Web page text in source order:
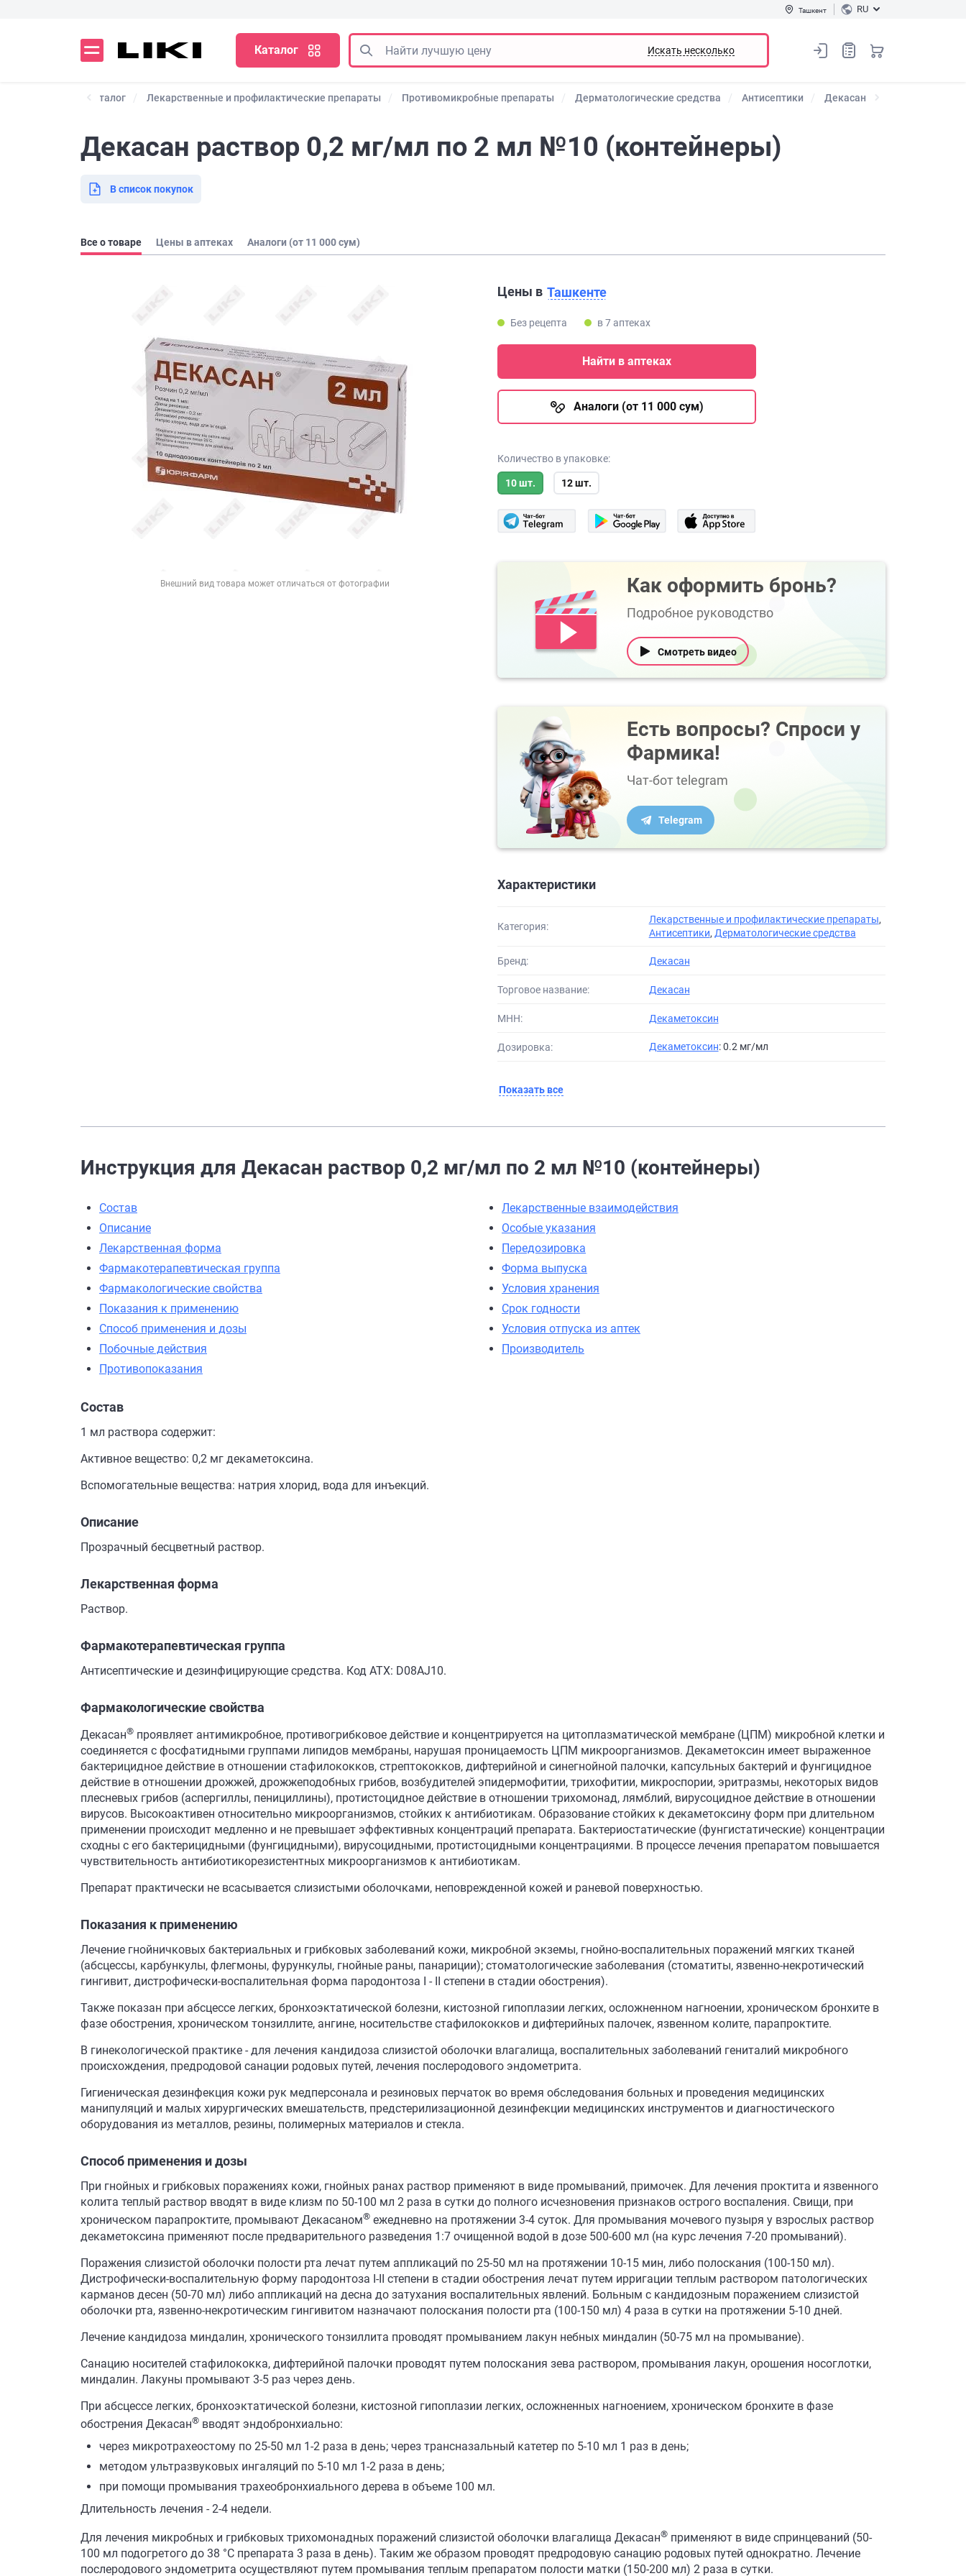
Ташкент RU
Каталог Искать несколько
Каталог Лекарственные и профилактические препараты Противомикробные препараты Дерматологические средства Антисептики Декасан
Декасан раствор 0,2 мг/мл по 2 мл №10 (контейнеры)
В список покупок
Все о товаре Цены в аптеках Аналоги (от 11 000 сум)
Внешний вид товара может отличаться от фотографии
Цены в Ташкенте
Без рецепта в 7 аптеках
Найти в аптеках
Аналоги (от 11 000 сум)
Количество в упаковке:
10 шт. 12 шт.
Как оформить бронь?
Подробное руководство
Смотреть видео
Есть вопросы? Спроси у
Фармика!
Чат-бот telegram
Telegram
Характеристики
Категория:
Лекарственные и профилактические препараты,
Антисептики, Дерматологические средства
Бренд: Декасан
Торговое название: Декасан
МНН: Декаметоксин
Дозировка: Декаметоксин: 0.2 мг/мл
Показать все
Инструкция для Декасан раствор 0,2 мг/мл по 2 мл №10 (контейнеры)
Состав
Описание
Лекарственная форма
Фармакотерапевтическая группа
Фармакологические свойства
Показания к применению
Способ применения и дозы
Побочные действия
Противопоказания
Лекарственные взаимодействия
Особые указания
Передозировка
Форма выпуска
Условия хранения
Срок годности
Условия отпуска из аптек
Производитель
Состав
1 мл раствора содержит:
Активное вещество: 0,2 мг декаметоксина.
Вспомогательные вещества: натрия хлорид, вода для инъекций.
Описание
Прозрачный бесцветный раствор.
Лекарственная форма
Раствор.
Фармакотерапевтическая группа
Антисептические и дезинфицирующие средства. Код АТХ: D08AJ10.
Фармакологические свойства
Декасан® проявляет антимикробное, противогрибковое действие и концентрируется на цитоплазматической мембране (ЦПМ) микробной клетки и
соединяется c фосфатидными группами липидов мембраны, нарушая проницаемость ЦПМ микроорганизмов. Декаметоксин имеет выраженное
бактерицидное действие в отношении стафилококков, стрептококков, дифтерийной и синегнойной палочки, капсульных бактерий и фунгицидное
действие в отношении дрожжей, дрожжеподобных грибов, возбудителей эпидермофитии, трихофитии, микроспории, эритразмы, некоторых видов
плесневых грибов (аспергиллы, пенициллины), протистоцидное действие в отношении трихомонад, лямблий, вирусоцидное действие в отношении
вирусов. Высокоактивен относительно микроорганизмов, стойких к антибиотикам. Образование стойких к декаметоксину форм при длительном
применении происходит медленно и не превышает эффективных концентраций препарата. Бактериостатические (фунгистатические) концентрации
сходны с его бактерицидными (фунгицидными), вирусоцидными, протистоцидными концентрациями. В процессе лечения препаратом повышается
чувствительность антибиотикорезистентных микроорганизмов к антибиотикам.
Препарат практически не всасывается слизистыми оболочками, неповрежденной кожей и раневой поверхностью.
Показания к применению
Лечение гнойничковых бактериальных и грибковых заболеваний кожи, микробной экземы, гнойно-воспалительных поражений мягких тканей
(абсцессы, карбункулы, флегмоны, фурункулы, гнойные раны, панариции); стоматологические заболевания (стоматиты, язвенно-некротический
гингивит, дистрофически-воспалительная форма пародонтоза I - II степени в стадии обострения).
Также показан при абсцессе легких, бронхоэктатической болезни, кистозной гипоплазии легких, осложненном нагноении, хроническом бронхите в
фазе обострения, хроническом тонзиллите, ангине, носительстве стафилококков и дифтерийных палочек, язвенном колите, парапроктите.
В гинекологической практике - для лечения кандидоза слизистой оболочки влагалища, воспалительных заболеваний гениталий микробного
происхождения, предродовой санации родовых путей, лечения послеродового эндометрита.
Гигиеническая дезинфекция кожи рук медперсонала и резиновых перчаток во время обследования больных и проведения медицинских
манипуляций и малых хирургических вмешательств, предстерилизационной дезинфекции медицинских инструментов и диагностического
оборудования из металлов, резины, полимерных материалов и стекла.
Способ применения и дозы
При гнойных и грибковых поражениях кожи, гнойных ранах раствор применяют в виде промываний, примочек. Для лечения проктита и язвенного
колита теплый раствор вводят в виде клизм по 50-100 мл 2 раза в сутки до полного исчезновения признаков острого воспаления. Свищи, при
хроническом парапроктите, промывают Декасаном® ежедневно на протяжении 3-4 суток. Для промывания мочевого пузыря у взрослых раствор
декаметоксина применяют после предварительного разведения 1:7 очищенной водой в дозе 500-600 мл (на курс лечения 7-20 промываний).
Поражения слизистой оболочки полости рта лечат путем аппликаций по 25-50 мл на протяжении 10-15 мин, либо полоскания (100-150 мл).
Дистрофически-воспалительную форму пародонтоза I-II степени в стадии обострения лечат путем ирригации теплым раствором патологических
карманов десен (50-70 мл) либо аппликаций на десна до затухания воспалительных явлений. Больным с кандидозным поражением слизистой
оболочки рта, язвенно-некротическим гингивитом назначают полоскания полости рта (100-150 мл) 4 раза в сутки на протяжении 5-10 дней.
Лечение кандидоза миндалин, хронического тонзиллита проводят промыванием лакун небных миндалин (50-75 мл на промывание).
Санацию носителей стафилококка, дифтерийной палочки проводят путем полоскания зева раствором, промывания лакун, орошения носоглотки,
миндалин. Лакуны промывают 3-5 раз через день.
При абсцессе легких, бронхоэктатической болезни, кистозной гипоплазии легких, осложненных нагноением, хроническом бронхите в фазе
обострения Декасан® вводят эндобронхиально:
через микротрахеостому по 25-50 мл 1-2 раза в день; через трансназальный катетер по 5-10 мл 1 раз в день;
методом ультразвуковых ингаляций по 5-10 мл 1-2 раза в день;
при помощи промывания трахеобронхиального дерева в объеме 100 мл.
Длительность лечения - 2-4 недели.
Для лечения микробных и грибковых трихомонадных поражений слизистой оболочки влагалища Декасан® применяют в виде спринцеваний (50-
100 мл подогретого до 38 °C препарата 3 раза в день). Таким же образом проводят предродовую санацию родовых путей однократно. Лечение
послеродового эндометрита осуществляют путем промывания теплым препаратом полости матки (150-200 мл) 2 раза в сутки.